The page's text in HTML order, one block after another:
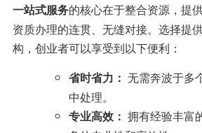
一站式服务的核心在于整合资源，提
资质办理的连贯、无缝对接。选择提
构，创业者可以享受到以下便利：
省时省力： 无需奔波于多
中处理。
专业高效： 拥有经验丰富